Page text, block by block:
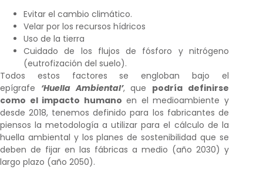
Evitar el cambio climático.
Velar por los recursos hídricos
Uso de la tierra
Cuidado de los flujos de fósforo y nitrógeno
(eutrofización del suelo).
Todos estos factores se engloban bajo el
epígrafe ‘Huella Ambiental’, que podría definirse
como el impacto humano en el medioambiente y
desde 2018, tenemos definido para los fabricantes de
piensos la metodología a utilizar para el cálculo de la
huella ambiental y los planes de sostenibilidad que se
deben de fijar en las fábricas a medio (año 2030) y
largo plazo (año 2050).